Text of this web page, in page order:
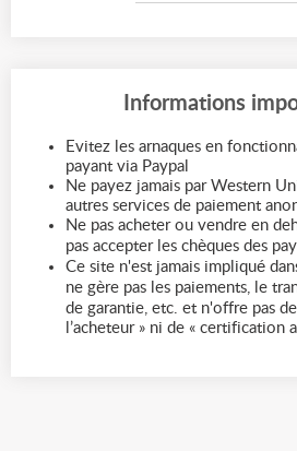
Informations
Evitez les arnaques en
payant via Paypal
Ne payez jamais par Western
autres services de paiement
Ne pas acheter ou vendre en
pas accepter les chèques des
Ce site n'est jamais impliqué
ne gère pas les paiements, le
de garantie, etc. et n'offre pas
l’acheteur » ni de « certification